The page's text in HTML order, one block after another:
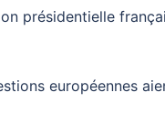
présidentielle
européennes